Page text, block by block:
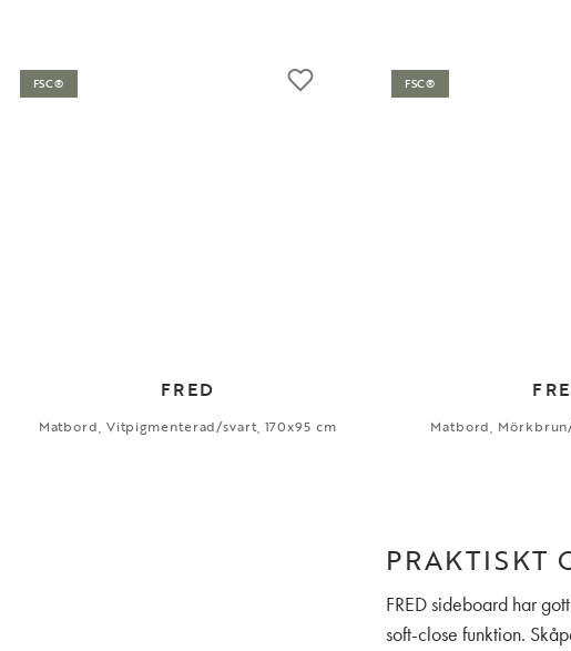
FRED
Matbord, Vitpigmenterad/svart, 170x95 cm
FSC®
Matbord,
FSC®
PRAKTISKT
FRED sideboard har
soft-close funktion.